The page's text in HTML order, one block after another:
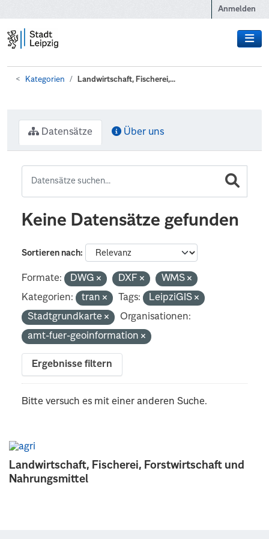
Anmelden
Kategorien Landwirtschaft, Fischerei,...
Landwirtschaft, Fischerei, Forstwirtschaft und
Nahrungsmittel
Datensätze Über uns
Keine Datensätze gefunden
Sortieren nach
Formate: DWG DXF
WMS
Kategorien:
tran Tags:
LeipziGIS
Stadtgrundkarte
Organisationen:
amt-fuer-geoinformation
Ergebnisse filtern
Bitte versuch es mit einer anderen Suche.